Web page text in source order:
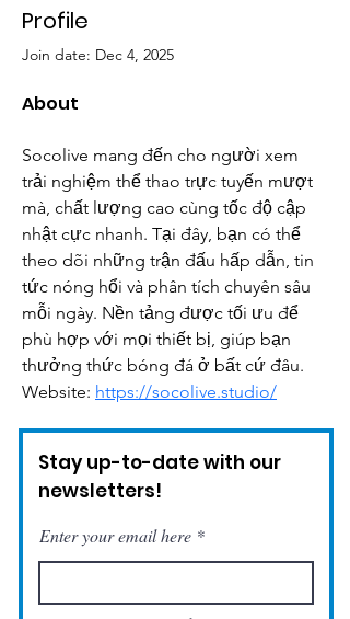
Profile
Join date: Dec 4, 2025
About
Socolive mang đến cho người xem
trải nghiệm thể thao trực tuyến mượt
mà, chất lượng cao cùng tốc độ cập
nhật cực nhanh. Tại đây, bạn có thể
theo dõi những trận đấu hấp dẫn, tin
tức nóng hổi và phân tích chuyên sâu
mỗi ngày. Nền tảng được tối ưu để
phù hợp với mọi thiết bị, giúp bạn
thưởng thức bóng đá ở bất cứ đâu.
Website: https://socolive.studio/
Stay up-to-date with our
newsletters!
Enter your email here